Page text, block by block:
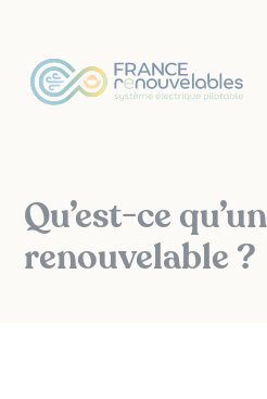
Qu’est-ce
renouvelable ?